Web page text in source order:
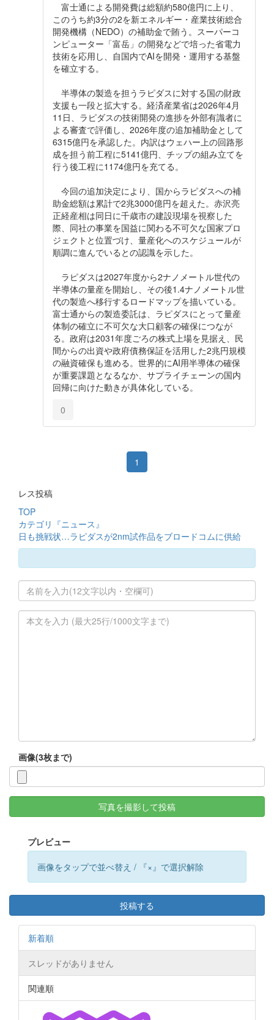
富士通による開発費は総額約580億円に上り、
このうち約3分の2を新エネルギー・産業技術総合
開発機構（NEDO）の補助金で賄う。スーパーコ
ンピューター「富岳」の開発などで培った省電力
技術を応用し、自国内でAIを開発・運用する基盤
を確立する。
半導体の製造を担うラピダスに対する国の財政
支援も一段と拡大する。経済産業省は2026年4月
11日、ラピダスの技術開発の進捗を外部有識者に
よる審査で評価し、2026年度の追加補助金として
6315億円を承認した。内訳はウェハー上の回路形
成を担う前工程に5141億円、チップの組み立てを
行う後工程に1174億円を充てる。
今回の追加決定により、国からラピダスへの補
助金総額は累計で2兆3000億円を超えた。赤沢亮
正経産相は同日に千歳市の建設現場を視察した
際、同社の事業を国益に関わる不可欠な国家プロ
ジェクトと位置づけ、量産化へのスケジュールが
順調に進んでいるとの認識を示した。
ラピダスは2027年度から2ナノメートル世代の
半導体の量産を開始し、その後1.4ナノメートル世
代の製造へ移行するロードマップを描いている。
富士通からの製造委託は、ラピダスにとって量産
体制の確立に不可欠な大口顧客の確保につなが
る。政府は2031年度ごろの株式上場を見据え、民
間からの出資や政府債務保証を活用した2兆円規模
の融資確保も進める。世界的にAI用半導体の確保
が重要課題となるなか、サプライチェーンの国内
回帰に向けた動きが具体化している。
0
1
レス投稿
TOP
カテゴリ『ニュース』
日も挑戦状…ラピダスが2nm試作品をブロードコムに供給
画像(3枚まで)
写真を撮影して投稿
プレビュー
画像をタップで並べ替え / 『×』で選択解除
投稿する
新着順
スレッドがありません
関連順